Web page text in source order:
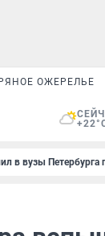
ОЖЕРЕЛЬЕ
в вузы Петербурга